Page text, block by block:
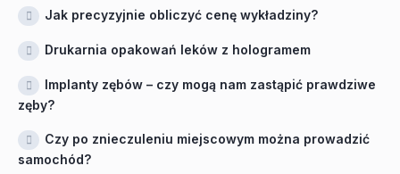
Jak precyzyjnie obliczyć cenę wykładziny?
Drukarnia opakowań leków z hologramem
Implanty zębów – czy mogą nam zastąpić prawdziwe
zęby?
Czy po znieczuleniu miejscowym można prowadzić
samochód?